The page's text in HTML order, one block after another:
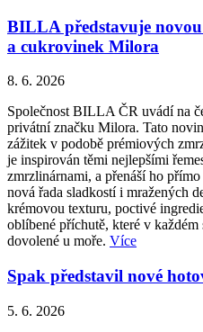
BILLA představuje
a cukrovinek Milora
8. 6. 2026
Společnost BILLA ČR uvádí na
privátní značku Milora. Tato
zážitek v podobě prémiových
je inspirován těmi nejlepšími
zmrzlinárnami, a přenáší ho
nová řada sladkostí i mražených
krémovou texturu, poctivé
oblíbené příchutě, které v
dovolené u moře. Více
Spak představil nové
5. 6. 2026